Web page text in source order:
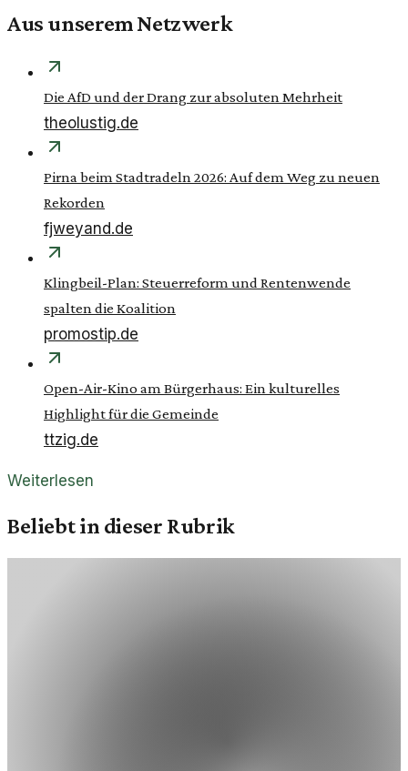
Aus unserem Netzwerk
Die AfD und der Drang zur absoluten Mehrheit
theolustig.de
Pirna beim Stadtradeln 2026: Auf dem Weg zu neuen
Rekorden
fjweyand.de
Klingbeil-Plan: Steuerreform und Rentenwende
spalten die Koalition
promostip.de
Open-Air-Kino am Bürgerhaus: Ein kulturelles
Highlight für die Gemeinde
ttzig.de
Weiterlesen
Beliebt in dieser Rubrik